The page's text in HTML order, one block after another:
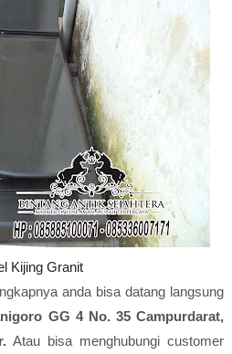
Kijing Granit
anda bisa datang langsung
GG 4 No. 35 Campurdarat,
Atau bisa menghubungi customer